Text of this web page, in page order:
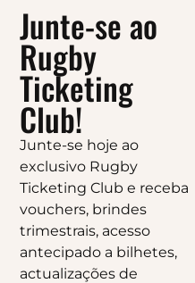
Junte-se ao
Rugby
Ticketing
Club!
Junte-se hoje ao
exclusivo Rugby
Ticketing Club e receba
vouchers, brindes
trimestrais, acesso
antecipado a bilhetes,
actualizações de